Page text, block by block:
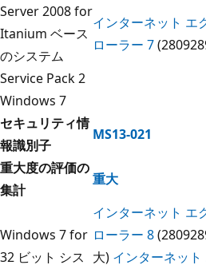
Server 2008 for
Itanium ベース
のシステム
Service Pack 2
インターネット エ
ローラー 7
Windows 7
セキュリティ情
報識別子
MS13-021
重大度の評価の
集計
重大
Windows 7 for
32 ビット シス
インターネット エ
ローラー 8
大) インターネット